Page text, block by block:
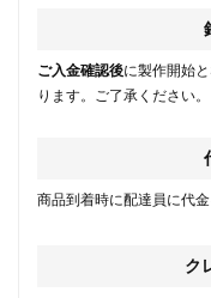
ご入金確認後に製作開始
ります。ご了承ください。
商品到着時に配達員に代
ク